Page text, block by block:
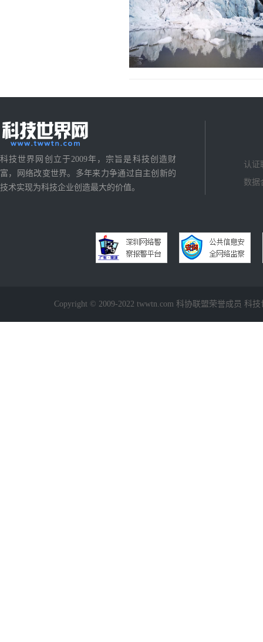
科技世界网创立于2009年，宗旨是科技创造财
富，网络改变世界。多年来力争通过自主创新的
技术实现为科技企业创造最大的价值。
认证
数据
Copyright © 2009-2022 twwtn.com 科协联盟荣誉成员 科